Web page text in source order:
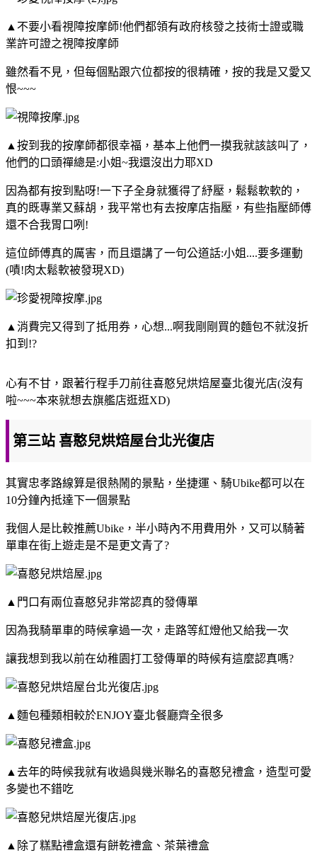
▲不要小看視障按摩師!他們都領有政府核發之技術士證或職
業許可證之視障按摩師
雖然看不見，但每個點跟穴位都按的很精確，按的我是又愛又
恨~~~
▲按到我的按摩師都很幸福，基本上他們一摸我就該該叫了，
他們的口頭禪總是:小姐~我還沒出力耶XD
因為都有按到點呀!一下子全身就獲得了紓壓，鬆鬆軟軟的，
真的既專業又蘇胡，我平常也有去按摩店指壓，有些指壓師傅
還不合我胃口咧!
這位師傅真的厲害，而且還講了一句公道話:小姐....要多運動
(嘖!肉太鬆軟被發現XD)
▲消費完又得到了抵用券，心想...啊我剛剛買的麵包不就沒折
扣到!?
心有不甘，跟著行程手刀前往喜憨兒烘焙屋臺北復光店(沒有
啦~~~本來就想去旗艦店逛逛XD)
第三站 喜憨兒烘焙屋台北光復店
其實忠孝路線算是很熱鬧的景點，坐捷運、騎Ubike都可以在
10分鐘內抵達下一個景點
我個人是比較推薦Ubike，半小時內不用費用外，又可以騎著
單車在街上遊走是不是更文青了?
▲門口有兩位喜憨兒非常認真的發傳單
因為我騎單車的時候拿過一次，走路等紅燈他又給我一次
讓我想到我以前在幼稚園打工發傳單的時候有這麼認真嗎?
▲麵包種類相較於ENJOY臺北餐廳齊全很多
▲去年的時候我就有收過與幾米聯名的喜憨兒禮盒，造型可愛
多變也不錯吃
▲除了糕點禮盒還有餅乾禮盒、茶葉禮盒